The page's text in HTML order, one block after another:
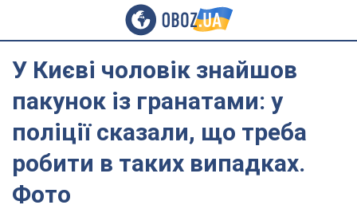
У Києві чоловік знайшов
пакунок із гранатами: у
поліції сказали, що треба
робити в таких випадках.
Фото